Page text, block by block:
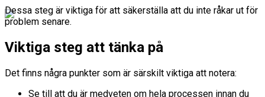
Dessa steg är viktiga för att säkerställa att du inte råkar ut för
problem senare.
Viktiga steg att tänka på
Det finns några punkter som är särskilt viktiga att notera:
Se till att du är medveten om hela processen innan du